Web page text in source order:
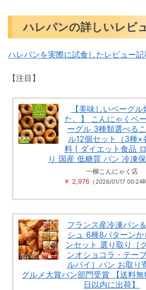
ハレパンの詳しいレビ
ハレパンを実際に試食したレビュー記
【注目】
【美味しいベーグ
た。】 こんにゃくベ
ーグル 3種類選べる
ル12個セット（3
料 [ ダイエット食品
り 国産 低糖質 パン 冷凍
一柳こんにゃく店
￥ 2,976 （2026/01/17 00:24
フランス産冷凍パン
シュ 6種8パターン
ンセット 選り取り［
ンオショコラ・テー
ルパイ］パン お取り
グルメ大賞パン部門受賞 【送料
日以内に出荷】